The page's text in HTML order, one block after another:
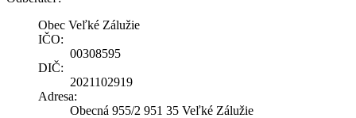
Obec Veľké Zálužie
IČO:
00308595
DIČ:
2021102919
Adresa:
Obecná 955/2 951 35 Veľké Zálužie